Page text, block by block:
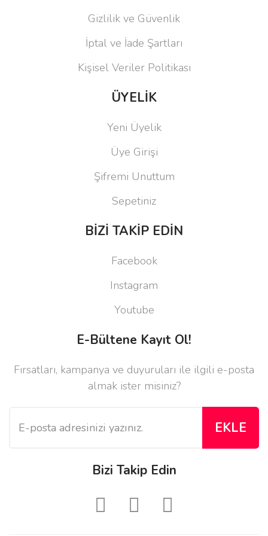
Gizlilik ve Güvenlik
İptal ve İade Şartları
Kişisel Veriler Politikası
ÜYELİK
Yeni Üyelik
Üye Girişi
Şifremi Unuttum
Sepetiniz
BİZİ TAKİP EDİN
Facebook
Instagram
Youtube
E-Bültene Kayıt Ol!
Fırsatları, kampanya ve duyuruları ile ilgili e-posta
almak ister misiniz?
EKLE
Bizi Takip Edin